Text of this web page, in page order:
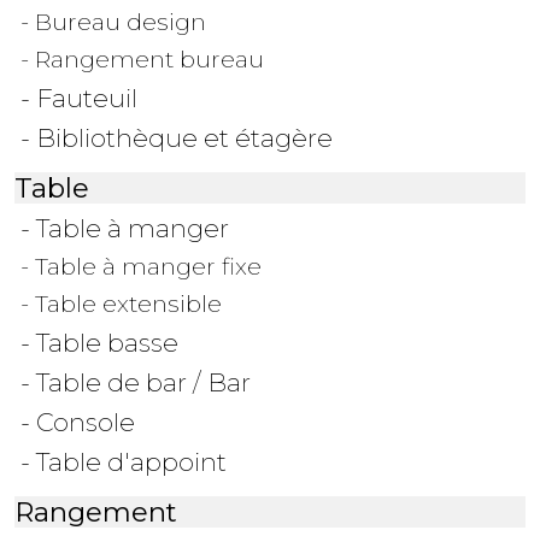
- Bureau design
- Rangement bureau
- Fauteuil
- Bibliothèque et étagère
Table
- Table à manger
- Table à manger fixe
- Table extensible
- Table basse
- Table de bar / Bar
- Console
- Table d'appoint
Rangement